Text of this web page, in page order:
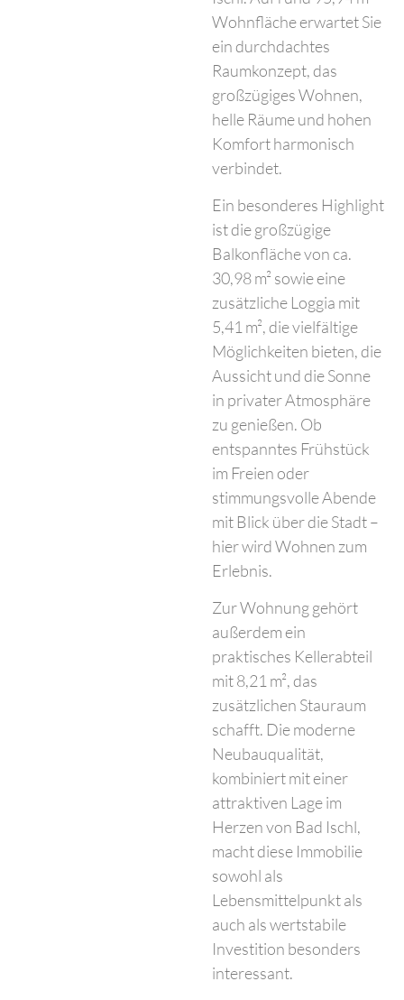
Wohnfläche erwartet Sie
ein durchdachtes
Raumkonzept, das
großzügiges Wohnen,
helle Räume und hohen
Komfort harmonisch
verbindet.
Ein besonderes Highlight
ist die großzügige
Balkonfläche von ca.
30,98 m² sowie eine
zusätzliche Loggia mit
5,41 m², die vielfältige
Möglichkeiten bieten, die
Aussicht und die Sonne
in privater Atmosphäre
zu genießen. Ob
entspanntes Frühstück
im Freien oder
stimmungsvolle Abende
mit Blick über die Stadt –
hier wird Wohnen zum
Erlebnis.
Zur Wohnung gehört
außerdem ein
praktisches Kellerabteil
mit 8,21 m², das
zusätzlichen Stauraum
schafft. Die moderne
Neubauqualität,
kombiniert mit einer
attraktiven Lage im
Herzen von Bad Ischl,
macht diese Immobilie
sowohl als
Lebensmittelpunkt als
auch als wertstabile
Investition besonders
interessant.